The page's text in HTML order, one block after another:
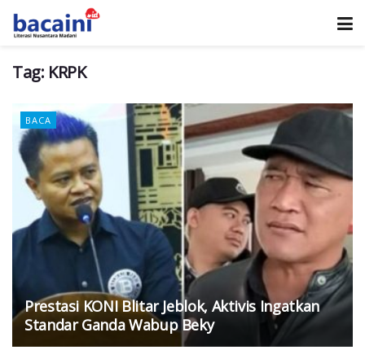
Tag: KRPK
BACA
Prestasi KONI Blitar Jeblok, Aktivis Ingatkan
Standar Ganda Wabup Beky